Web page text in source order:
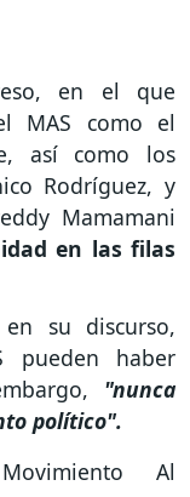
en el que
MAS como el
así como los
Rodríguez, y
Mamamani
en las filas
su discurso,
pueden haber
"nunca
político".